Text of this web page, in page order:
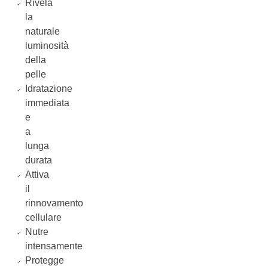
Rivela
la
naturale
luminosità
della
pelle
Idratazione
immediata
e
a
lunga
durata
Attiva
il
rinnovamento
cellulare
Nutre
intensamente
Protegge